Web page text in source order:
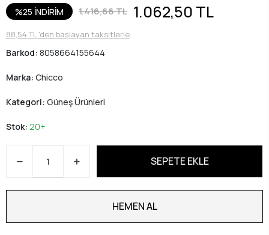
%25 İNDİRİM 1.416,66 TL 1.062,50 TL
88,54 TL 'den başlayan taksitlerle
Barkod: 8058664155644
Marka: Chicco
Kategori: Güneş Ürünleri
Stok: 20+
SEPETE EKLE
HEMEN AL